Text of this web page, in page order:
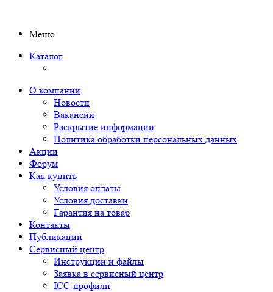
Меню
Каталог
О компании
Новости
Вакансии
Раскрытие информации
Политика обработки персональных данных
Акции
Форум
Как купить
Условия оплаты
Условия доставки
Гарантия на товар
Контакты
Публикации
Сервисный центр
Инструкции и файлы
Заявка в сервисный центр
ICC-профили